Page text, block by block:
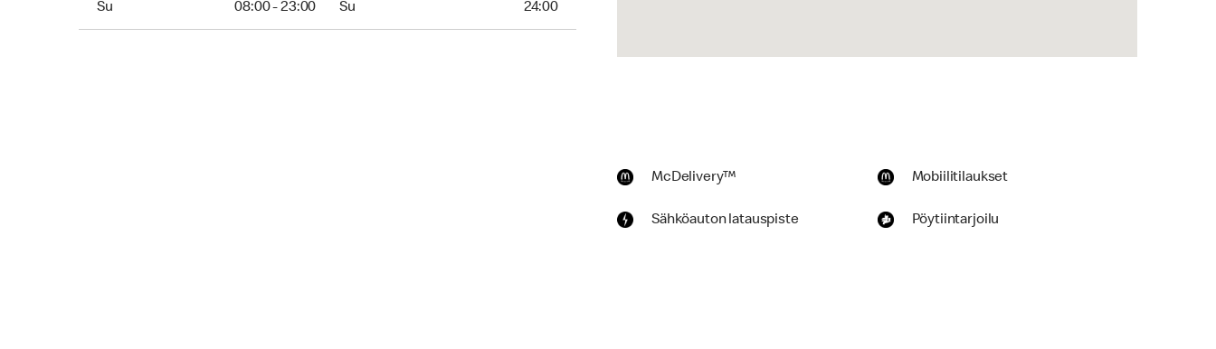
Su 08:00 - 23:00 Su 24:00
McDelivery™ Mobiilitilaukset
Sähköauton latauspiste Pöytiintarjoilu